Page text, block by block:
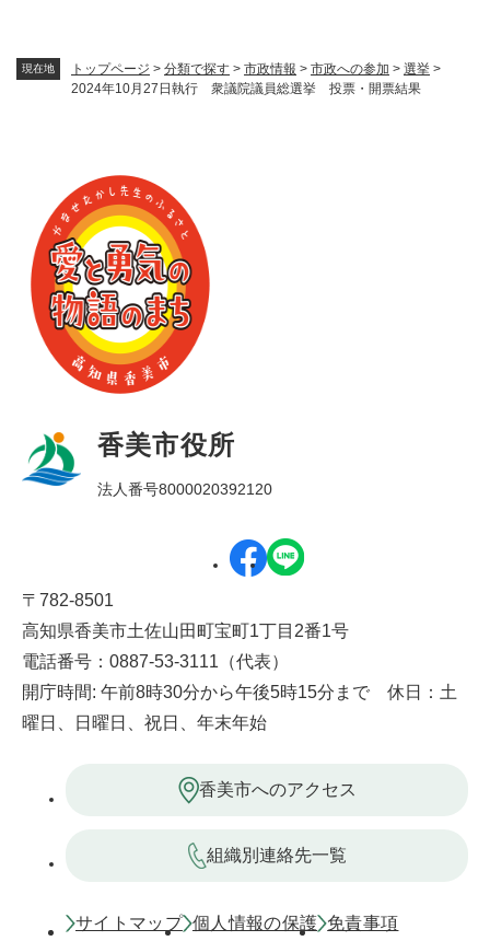
現在地 トップページ > 分類で探す > 市政情報 > 市政への参加 > 選挙 >
2024年10月27日執行 衆議院議員総選挙 投票・開票結果
香美市役所
法人番号8000020392120
〒782-8501
高知県香美市土佐山田町宝町1丁目2番1号
電話番号：0887-53-3111（代表）
開庁時間: 午前8時30分から午後5時15分まで 休日：土
曜日、日曜日、祝日、年末年始
香美市へのアクセス
組織別連絡先一覧
サイトマップ 個人情報の保護 免責事項